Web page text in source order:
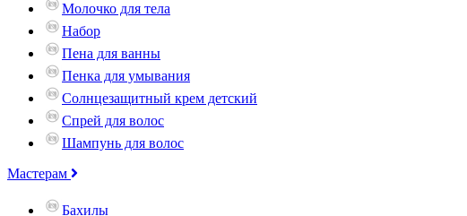
Молочко для тела
Набор
Пена для ванны
Пенка для умывания
Солнцезащитный крем детский
Спрей для волос
Шампунь для волос
Мастерам
Бахилы